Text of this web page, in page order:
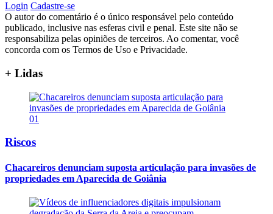
Login Cadastre-se
O autor do comentário é o único responsável pelo conteúdo
publicado, inclusive nas esferas civil e penal. Este site não se
responsabiliza pelas opiniões de terceiros. Ao comentar, você
concorda com os Termos de Uso e Privacidade.
+ Lidas
01
Riscos
Chacareiros denunciam suposta articulação para invasões de
propriedades em Aparecida de Goiânia